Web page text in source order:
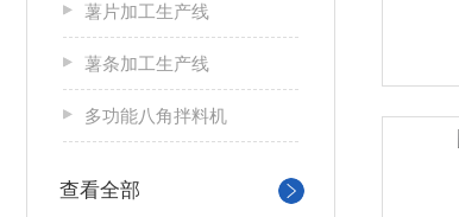
薯片加工生产线
薯条加工生产线
多功能八角拌料机
查看全部